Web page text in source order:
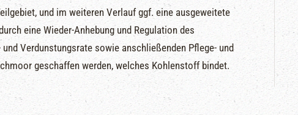
und im weiteren Verlauf ggf. eine ausgeweitete
eine Wieder-Anhebung und Regulation des
Verdunstungsrate sowie anschließenden Pflege- und
geschaffen werden, welches Kohlenstoff bindet.